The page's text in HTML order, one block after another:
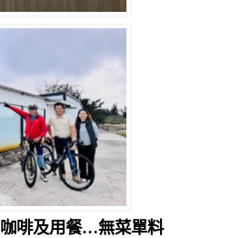
啡及用餐…無菜單料